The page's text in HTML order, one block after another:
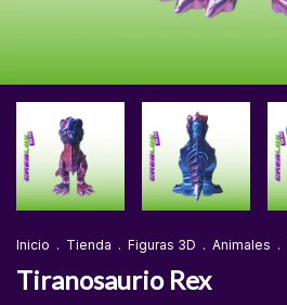
Inicio . Tienda . Figuras 3D . Animales .
Tiranosaurio Rex